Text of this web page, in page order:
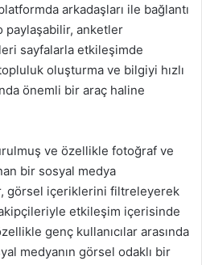
arkadaşları ile bağlantı
paylaşabilir, anketler
sayfalarla etkileşimde
oluşturma ve bilgiyi hızlı
önemli bir araç haline
ve özellikle fotoğraf ve
bir sosyal medya
görsel içeriklerini filtreleyerek
etkileşim içerisinde
genç kullanıcılar arasında
medyanın görsel odaklı bir